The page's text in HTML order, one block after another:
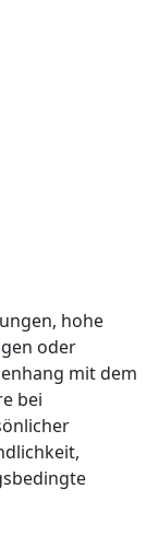
hohe
oder
mit dem
bei